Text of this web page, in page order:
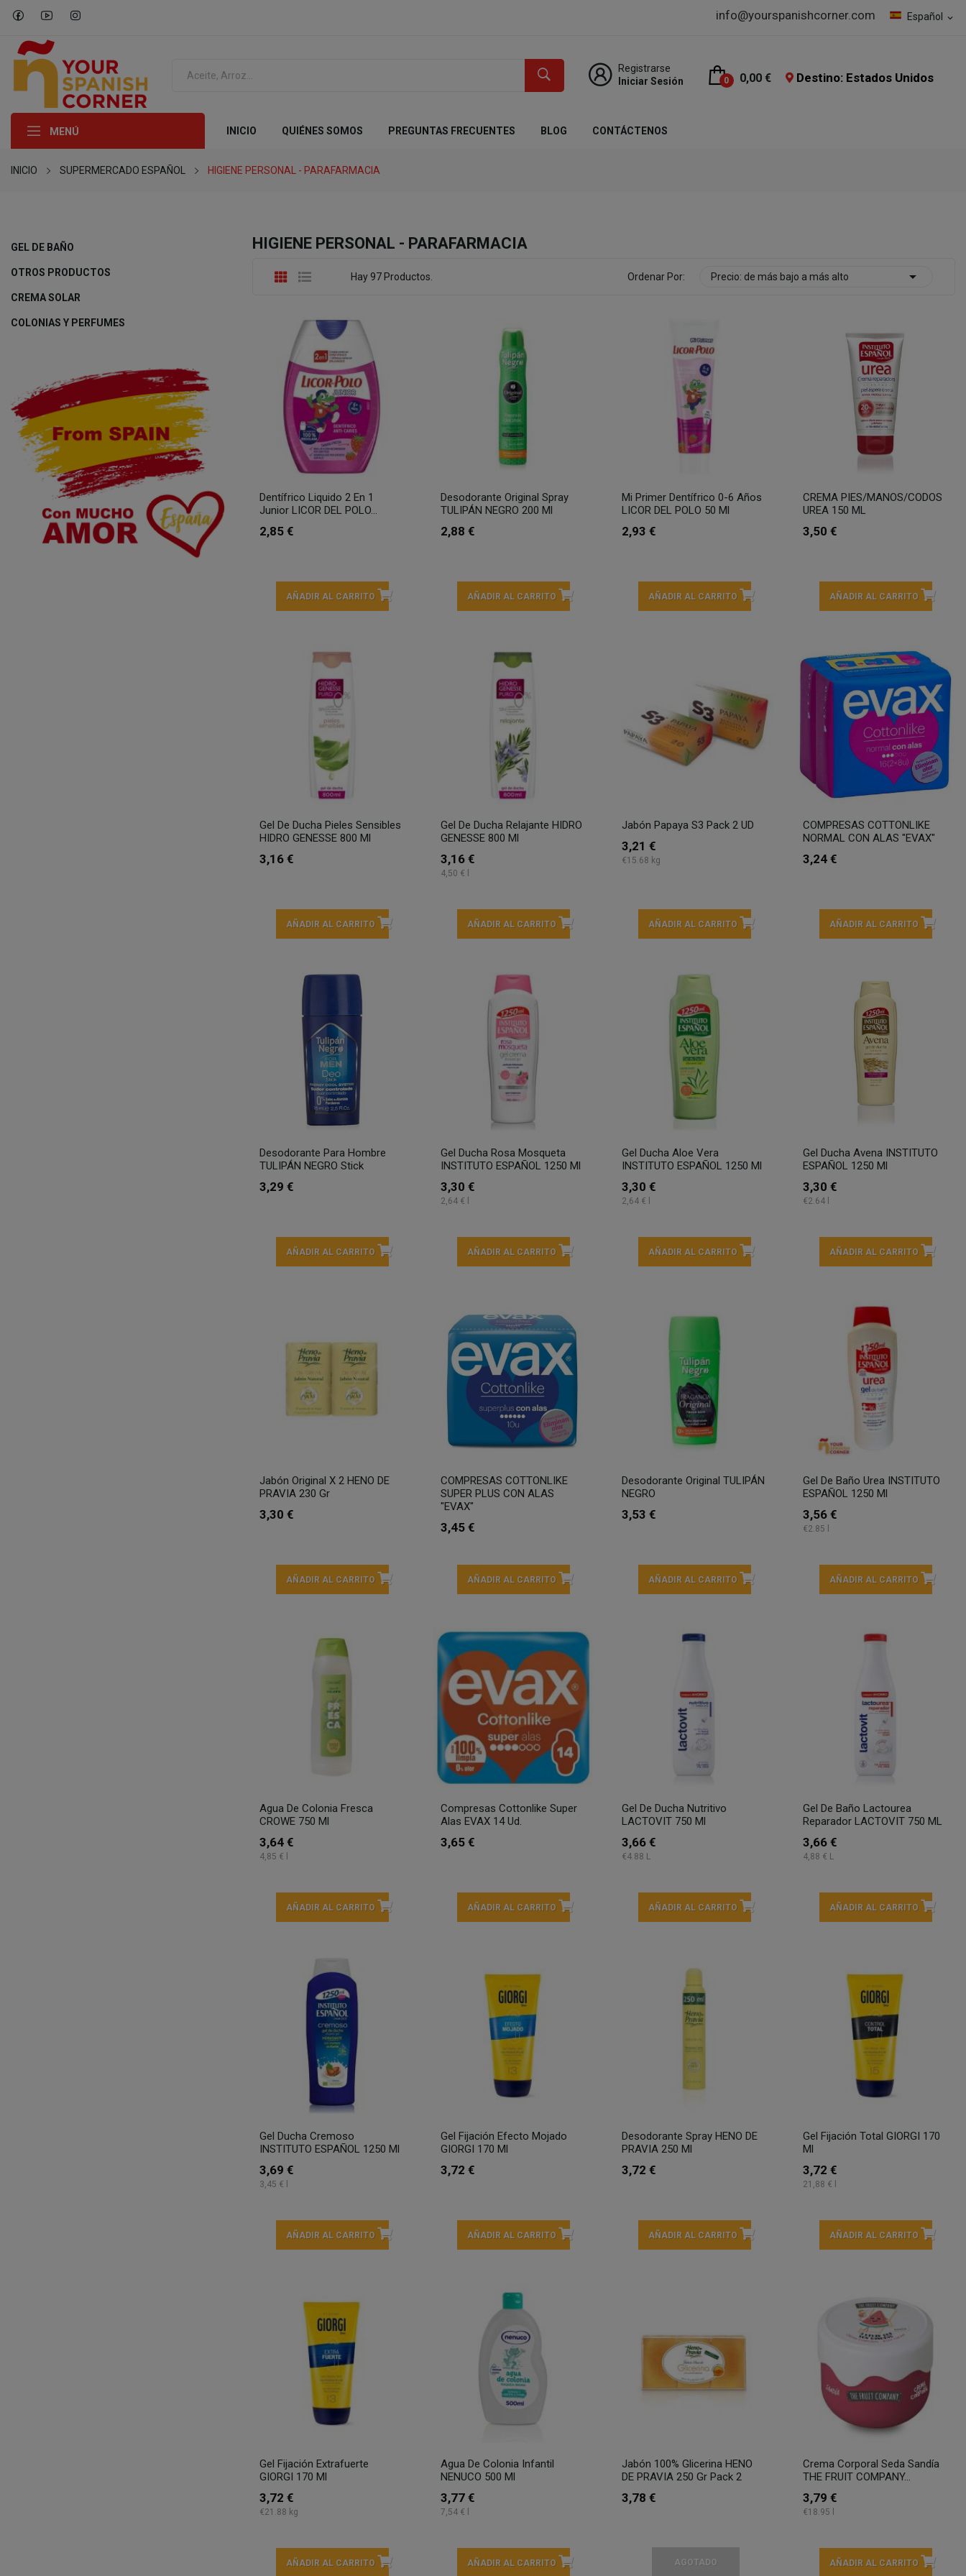
Español expand_more
info@yourspanishcorner.com
Registrarse
Iniciar Sesión
0 0,00 € Destino: Estados Unidos
MENÚ INICIO QUIÉNES SOMOS PREGUNTAS FRECUENTES BLOG CONTÁCTENOS
INICIO SUPERMERCADO ESPAÑOL HIGIENE PERSONAL - PARAFARMACIA
GEL DE BAÑO
OTROS PRODUCTOS
CREMA SOLAR
COLONIAS Y PERFUMES
HIGIENE PERSONAL - PARAFARMACIA
Hay 97 Productos. Ordenar Por: Precio: de más bajo a más alto 
Dentífrico Liquido 2 En 1
Junior LICOR DEL POLO...
2,85 €
AÑADIR AL CARRITO
Desodorante Original Spray
TULIPÁN NEGRO 200 Ml
2,88 €
AÑADIR AL CARRITO
Mi Primer Dentífrico 0-6 Años
LICOR DEL POLO 50 Ml
2,93 €
AÑADIR AL CARRITO
CREMA PIES/MANOS/CODOS
UREA 150 ML
3,50 €
AÑADIR AL CARRITO
Gel De Ducha Pieles Sensibles
HIDRO GENESSE 800 Ml
3,16 €
AÑADIR AL CARRITO
Gel De Ducha Relajante HIDRO
GENESSE 800 Ml
3,16 €
4,50 € l
AÑADIR AL CARRITO
Jabón Papaya S3 Pack 2 UD
3,21 €
€15.68 kg
AÑADIR AL CARRITO
COMPRESAS COTTONLIKE
NORMAL CON ALAS "EVAX"
3,24 €
AÑADIR AL CARRITO
Desodorante Para Hombre
TULIPÁN NEGRO Stick
3,29 €
AÑADIR AL CARRITO
Gel Ducha Rosa Mosqueta
INSTITUTO ESPAÑOL 1250 Ml
3,30 €
2,64 € l
AÑADIR AL CARRITO
Gel Ducha Aloe Vera
INSTITUTO ESPAÑOL 1250 Ml
3,30 €
2,64 € l
AÑADIR AL CARRITO
Gel Ducha Avena INSTITUTO
ESPAÑOL 1250 Ml
3,30 €
€2.64 l
AÑADIR AL CARRITO
Jabón Original X 2 HENO DE
PRAVIA 230 Gr
3,30 €
AÑADIR AL CARRITO
COMPRESAS COTTONLIKE
SUPER PLUS CON ALAS
"EVAX"
3,45 €
AÑADIR AL CARRITO
Desodorante Original TULIPÁN
NEGRO
3,53 €
AÑADIR AL CARRITO
Gel De Baño Urea INSTITUTO
ESPAÑOL 1250 Ml
3,56 €
€2.85 l
AÑADIR AL CARRITO
Agua De Colonia Fresca
CROWE 750 Ml
3,64 €
4,85 € l
AÑADIR AL CARRITO
Compresas Cottonlike Super
Alas EVAX 14 Ud.
3,65 €
AÑADIR AL CARRITO
Gel De Ducha Nutritivo
LACTOVIT 750 Ml
3,66 €
€4.88 L
AÑADIR AL CARRITO
Gel De Baño Lactourea
Reparador LACTOVIT 750 ML
3,66 €
4,88 € L
AÑADIR AL CARRITO
Gel Ducha Cremoso
INSTITUTO ESPAÑOL 1250 Ml
3,69 €
3,45 € l
AÑADIR AL CARRITO
Gel Fijación Efecto Mojado
GIORGI 170 Ml
3,72 €
AÑADIR AL CARRITO
Desodorante Spray HENO DE
PRAVIA 250 Ml
3,72 €
AÑADIR AL CARRITO
Gel Fijación Total GIORGI 170
Ml
3,72 €
21,88 € l
AÑADIR AL CARRITO
Gel Fijación Extrafuerte
GIORGI 170 Ml
3,72 €
€21.88 kg
AÑADIR AL CARRITO
Agua De Colonia Infantil
NENUCO 500 Ml
3,77 €
7,54 € l
AÑADIR AL CARRITO
Jabón 100% Glicerina HENO
DE PRAVIA 250 Gr Pack 2
3,78 €
AGOTADO
Crema Corporal Seda Sandía
THE FRUIT COMPANY...
3,79 €
€18.95 l
AÑADIR AL CARRITO